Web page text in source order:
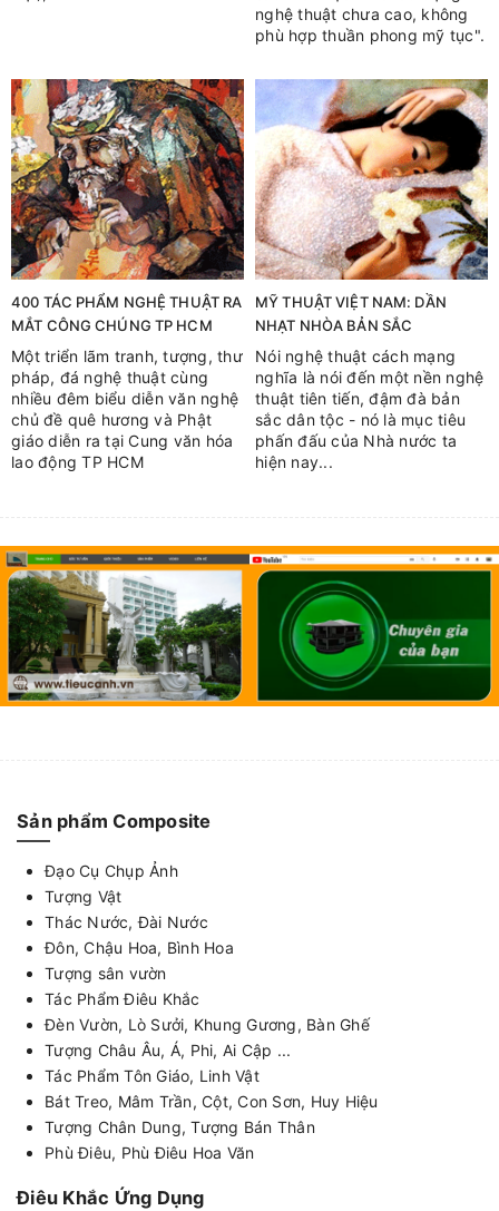
nghệ thuật chưa cao, không
phù hợp thuần phong mỹ tục".
400 TÁC PHẨM NGHỆ THUẬT RA
MẮT CÔNG CHÚNG TP HCM
Một triển lãm tranh, tượng, thư
pháp, đá nghệ thuật cùng
nhiều đêm biểu diễn văn nghệ
chủ đề quê hương và Phật
giáo diễn ra tại Cung văn hóa
lao động TP HCM
MỸ THUẬT VIỆT NAM: DẦN
NHẠT NHÒA BẢN SẮC
Nói nghệ thuật cách mạng
nghĩa là nói đến một nền nghệ
thuật tiên tiến, đậm đà bản
sắc dân tộc - nó là mục tiêu
phấn đấu của Nhà nước ta
hiện nay...
Sản phẩm Composite
Đạo Cụ Chụp Ảnh
Tượng Vật
Thác Nước, Đài Nước
Đôn, Chậu Hoa, Bình Hoa
Tượng sân vườn
Tác Phẩm Điêu Khắc
Đèn Vườn, Lò Sưởi, Khung Gương, Bàn Ghế
Tượng Châu Âu, Á, Phi, Ai Cập ...
Tác Phẩm Tôn Giáo, Linh Vật
Bát Treo, Mâm Trần, Cột, Con Sơn, Huy Hiệu
Tượng Chân Dung, Tượng Bán Thân
Phù Điêu, Phù Điêu Hoa Văn
Điêu Khắc Ứng Dụng